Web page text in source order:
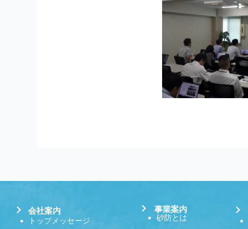
会社案内
トップメッセージ
事業案内
砂防とは